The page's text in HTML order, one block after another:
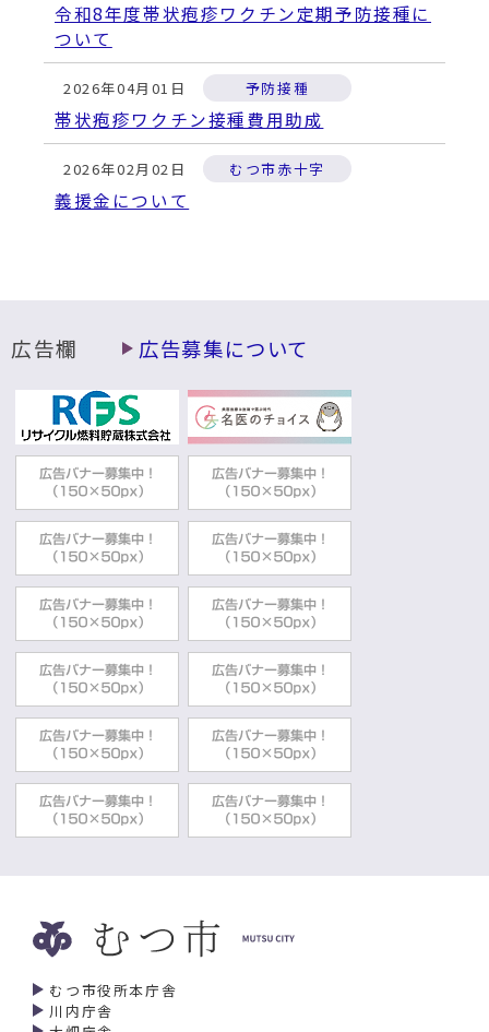
令和8年度帯状疱疹ワクチン定期予防接種に
ついて
2026年04月01日 予防接種
帯状疱疹ワクチン接種費用助成
2026年02月02日 むつ市赤十字
義援金について
造血幹細胞移植等の医療行為により定期予
防接種の抗体を失った者に係る再接種費用
助成金について
健康福祉部感染症予防課
2025年05月01日 予防接種
高齢者用肺炎球菌ワクチン接種費用助成
健康福祉部健康づくり推進課
2025年04月01日 献血・骨髄バンク
骨髄移植ドナー等支援助成金
健康福祉部感染症予防課
2025年03月11日 予防接種
麻しん風しんワクチンの接種期間延長につ
いて
健康福祉部感染症予防課
2024年09月24日
新型コロナワクチン接種証明書の申請・交
付について
広告欄 広告募集について
むつ市役所本庁舎
川内庁舎